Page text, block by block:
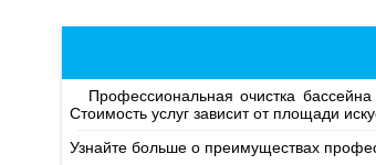
Профессиональная очистка бассейна может быть выполненная вручную или с применением автоматизированного оборудования в зависимости от особенностей конструкции.
Стоимость услуг зависит от площади
Узнайте больше о преимуществах